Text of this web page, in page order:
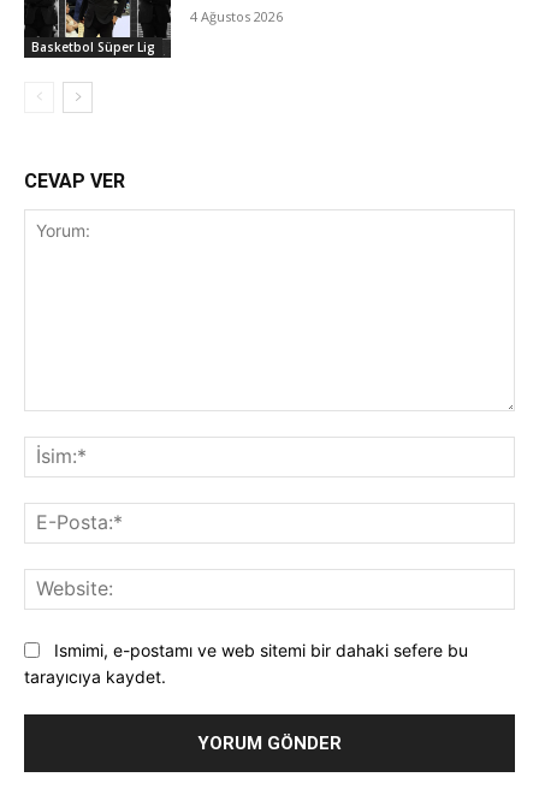
Basketbol Süper Lig
4 Ağustos 2026
CEVAP VER
Ismimi, e-postamı ve web sitemi bir dahaki sefere bu
tarayıcıya kaydet.